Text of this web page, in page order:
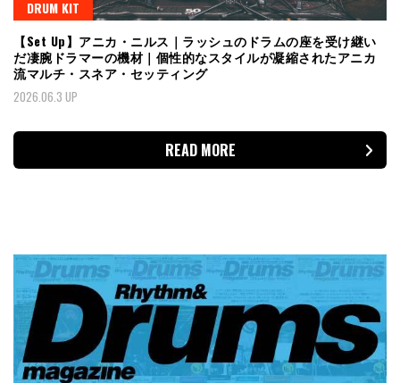
DRUM KIT
【Set Up】アニカ・ニルス｜ラッシュのドラムの座を受け継い
だ凄腕ドラマーの機材｜個性的なスタイルが凝縮されたアニカ
流マルチ・スネア・セッティング
2026.06.3 UP
READ MORE